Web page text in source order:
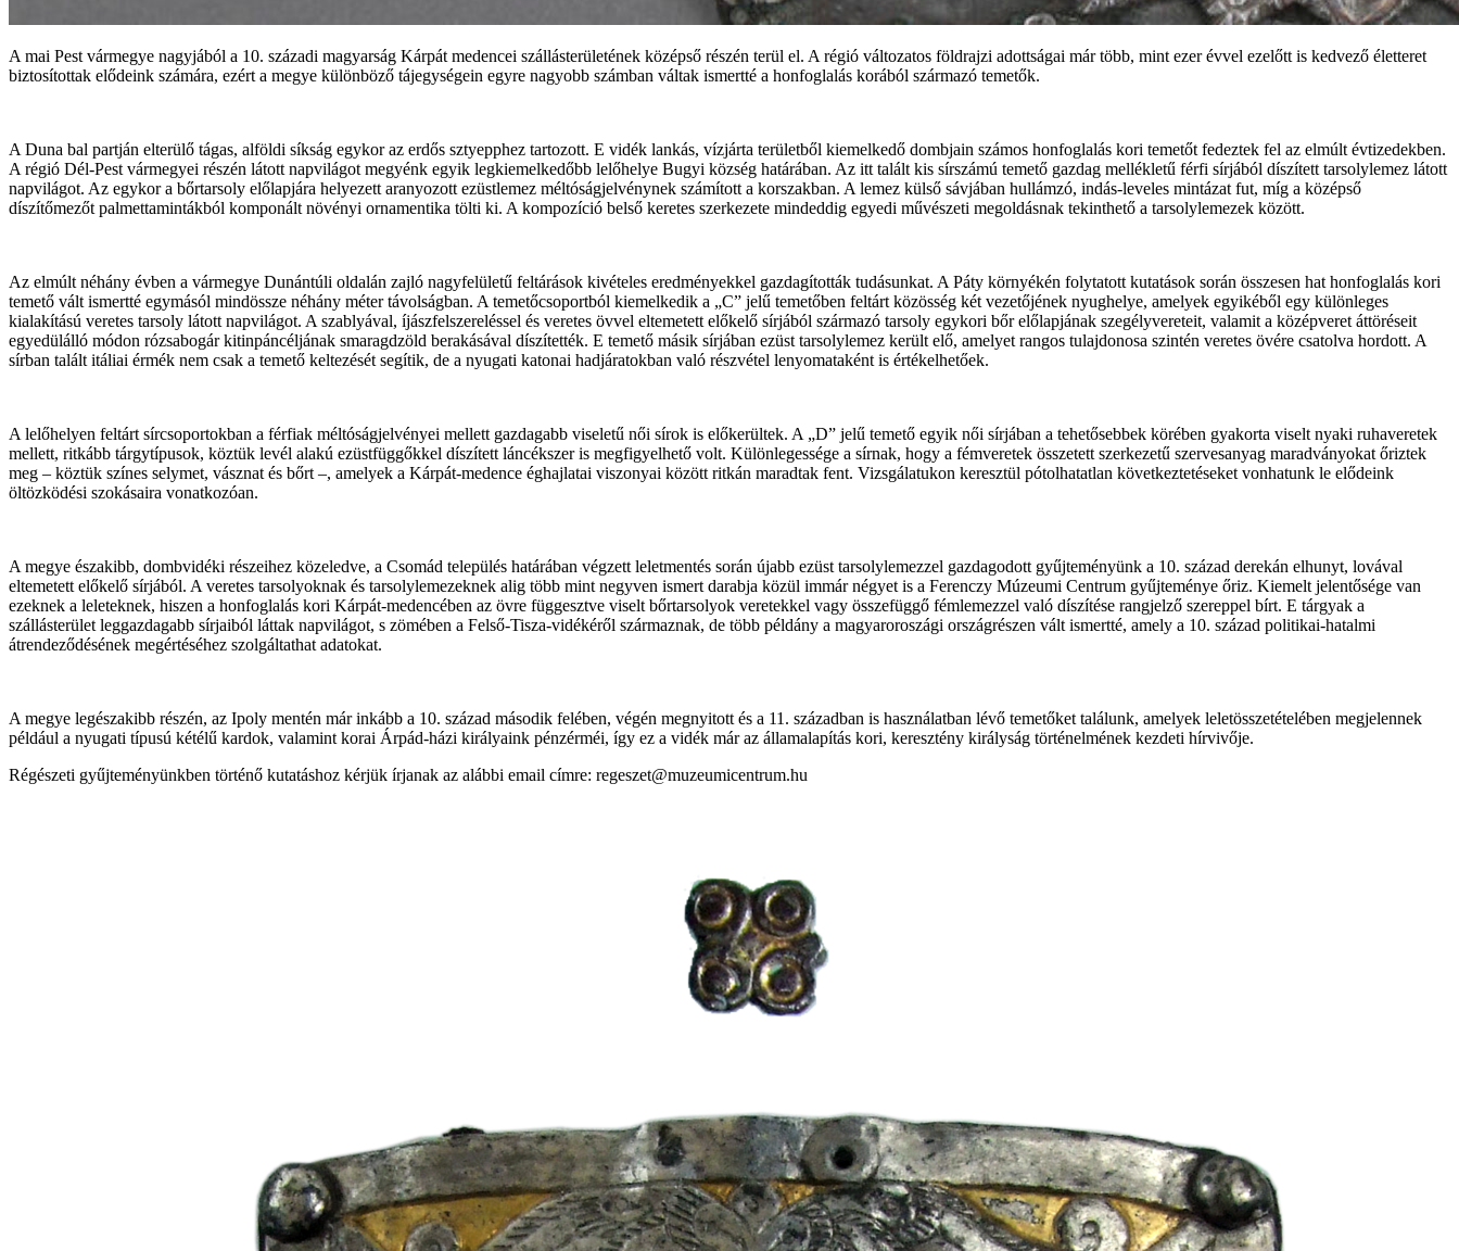
A mai Pest vármegye nagyjából a 10. századi magyarság Kárpát medencei szállásterületének középső részén terül el. A régió változatos földrajzi adottságai már több, mint ezer évvel ezelőtt is kedvező életteret
biztosítottak elődeink számára, ezért a megye különböző tájegységein egyre nagyobb számban váltak ismertté a honfoglalás korából származó temetők.
A Duna bal partján elterülő tágas, alföldi síkság egykor az erdős sztyepphez tartozott. E vidék lankás, vízjárta területből kiemelkedő dombjain számos honfoglalás kori temetőt fedeztek fel az elmúlt évtizedekben.
A régió Dél-Pest vármegyei részén látott napvilágot megyénk egyik legkiemelkedőbb lelőhelye Bugyi község határában. Az itt talált kis sírszámú temető gazdag mellékletű férfi sírjából díszített tarsolylemez látott
napvilágot. Az egykor a bőrtarsoly előlapjára helyezett aranyozott ezüstlemez méltóságjelvénynek számított a korszakban. A lemez külső sávjában hullámzó, indás-leveles mintázat fut, míg a középső
díszítőmezőt palmettamintákból komponált növényi ornamentika tölti ki. A kompozíció belső keretes szerkezete mindeddig egyedi művészeti megoldásnak tekinthető a tarsolylemezek között.
Az elmúlt néhány évben a vármegye Dunántúli oldalán zajló nagyfelületű feltárások kivételes eredményekkel gazdagították tudásunkat. A Páty környékén folytatott kutatások során összesen hat honfoglalás kori
temető vált ismertté egymásól mindössze néhány méter távolságban. A temetőcsoportból kiemelkedik a „C” jelű temetőben feltárt közösség két vezetőjének nyughelye, amelyek egyikéből egy különleges
kialakítású veretes tarsoly látott napvilágot. A szablyával, íjászfelszereléssel és veretes övvel eltemetett előkelő sírjából származó tarsoly egykori bőr előlapjának szegélyvereteit, valamit a középveret áttöréseit
egyedülálló módon rózsabogár kitinpáncéljának smaragdzöld berakásával díszítették. E temető másik sírjában ezüst tarsolylemez került elő, amelyet rangos tulajdonosa szintén veretes övére csatolva hordott. A
sírban talált itáliai érmék nem csak a temető keltezését segítik, de a nyugati katonai hadjáratokban való részvétel lenyomataként is értékelhetőek.
A lelőhelyen feltárt sírcsoportokban a férfiak méltóságjelvényei mellett gazdagabb viseletű női sírok is előkerültek. A „D” jelű temető egyik női sírjában a tehetősebbek körében gyakorta viselt nyaki ruhaveretek
mellett, ritkább tárgytípusok, köztük levél alakú ezüstfüggőkkel díszített láncékszer is megfigyelhető volt. Különlegessége a sírnak, hogy a fémveretek összetett szerkezetű szervesanyag maradványokat őriztek
meg – köztük színes selymet, vásznat és bőrt –, amelyek a Kárpát-medence éghajlatai viszonyai között ritkán maradtak fent. Vizsgálatukon keresztül pótolhatatlan következtetéseket vonhatunk le elődeink
öltözködési szokásaira vonatkozóan.
A megye északibb, dombvidéki részeihez közeledve, a Csomád település határában végzett leletmentés során újabb ezüst tarsolylemezzel gazdagodott gyűjteményünk a 10. század derekán elhunyt, lovával
eltemetett előkelő sírjából. A veretes tarsolyoknak és tarsolylemezeknek alig több mint negyven ismert darabja közül immár négyet is a Ferenczy Múzeumi Centrum gyűjteménye őriz. Kiemelt jelentősége van
ezeknek a leleteknek, hiszen a honfoglalás kori Kárpát-medencében az övre függesztve viselt bőrtarsolyok veretekkel vagy összefüggő fémlemezzel való díszítése rangjelző szereppel bírt. E tárgyak a
szállásterület leggazdagabb sírjaiból láttak napvilágot, s zömében a Felső-Tisza-vidékéről származnak, de több példány a magyaroroszági országrészen vált ismertté, amely a 10. század politikai-hatalmi
átrendeződésének megértéséhez szolgáltathat adatokat.
A megye legészakibb részén, az Ipoly mentén már inkább a 10. század második felében, végén megnyitott és a 11. században is használatban lévő temetőket találunk, amelyek leletösszetételében megjelennek
például a nyugati típusú kétélű kardok, valamint korai Árpád-házi királyaink pénzérméi, így ez a vidék már az államalapítás kori, keresztény királyság történelmének kezdeti hírvivője.
Régészeti gyűjteményünkben történő kutatáshoz kérjük írjanak az alábbi email címre: regeszet@muzeumicentrum.hu